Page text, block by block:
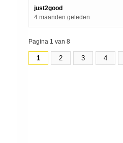
just2good
4 maanden geleden
Pagina 1 van 8
1 2 3 4